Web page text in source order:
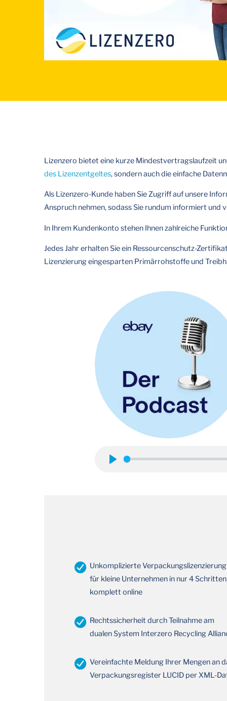
Lizenzero bietet eine kurze Mindestvertragslaufzeit
des Lizenzentgeltes, sondern auch die einfache
Als Lizenzero-Kunde haben Sie Zugriff auf unsere
Anspruch nehmen, sodass Sie rundum informiert und
In Ihrem Kundenkonto stehen Ihnen zahlreiche
Jedes Jahr erhalten Sie ein Ressourcenschutz-
Lizenzierung eingesparten Primärrohstoffe und
Unkomplizierte Verpackungslizenzierung
für kleine Unternehmen in nur 4
komplett online
Rechtssicherheit durch Teilnahme am
dualen System Interzero Recycling
Vereinfachte Meldung Ihrer Mengen an
Verpackungsregister LUCID per XML-